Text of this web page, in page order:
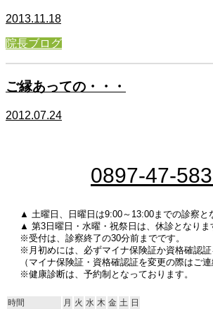
2013.11.18
院長ブログ
ご縁あっての・・・
2012.07.24
0897-47-
▲ 土曜日、日曜日は9:00～13:00までの診察と
▲ 第3日曜日・水曜・祝祭日は、休診となりま
※受付は、診察終了の30分前までです。
※月初めには、必ずマイナ保険証か資格確認証
（マイナ保険証・資格確認証を変更の際はご連
※健康診断は、予約制となっております。
時間 月 火 水 木 金 土 日